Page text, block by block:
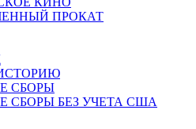
ПРОКАТ
СБОРЫ
СБОРЫ БЕЗ УЧЕТА США